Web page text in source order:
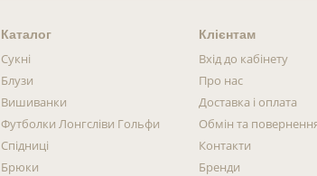
Каталог
Сукні
Блузи
Вишиванки
Футболки Лонгсліви Гольфи
Спідниці
Брюки
Клієнтам
Вхід до кабінету
Про нас
Доставка і оплата
Обмін та
Контакти
Бренди